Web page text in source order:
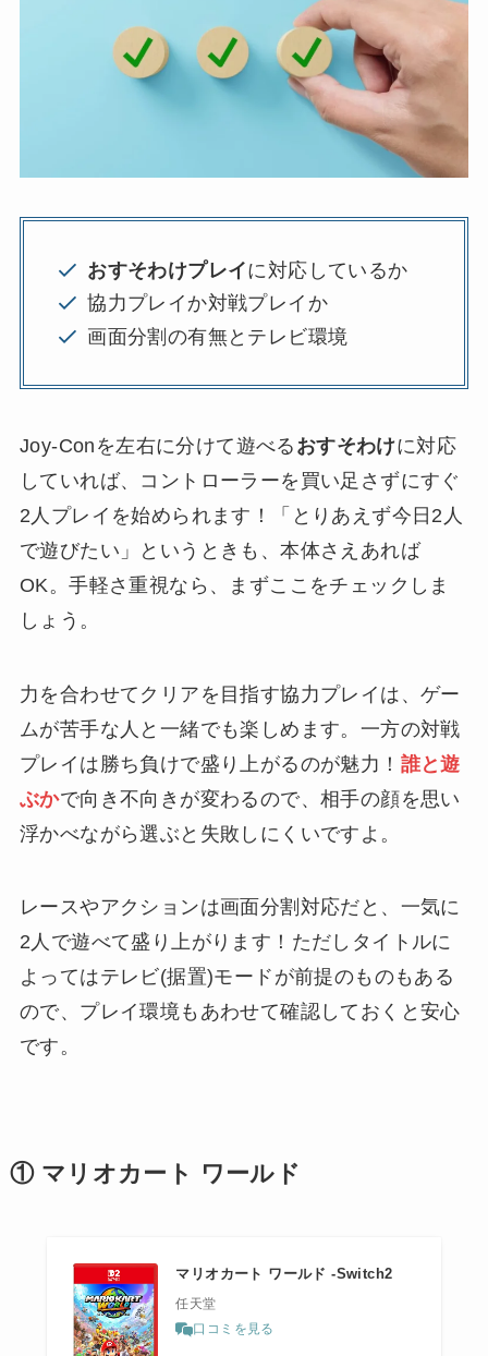
おすそわけプレイに対応しているか
協力プレイか対戦プレイか
画面分割の有無とテレビ環境
Joy-Conを左右に分けて遊べる おすそわけに対応
していれば、コントローラーを買い足さずにすぐ
2人プレイを始められます！「とりあえず今日2人
で遊びたい」というときも、本体さえあれば
OK。手軽さ重視なら、まずここをチェックしま
しょう。
力を合わせてクリアを目指す協力プレイは、ゲー
ムが苦手な人と一緒でも楽しめます。一方の対戦
プレイは勝ち負けで盛り上がるのが魅力！ 誰と遊
ぶかで向き不向きが変わるので、相手の顔を思い
浮かべながら選ぶと失敗しにくいですよ。
レースやアクションは画面分割対応だと、一気に
2人で遊べて盛り上がります！ただしタイトルに
よってはテレビ(据置)モードが前提のものもある
ので、プレイ環境もあわせて確認しておくと安心
です。
① マリオカート ワールド
マリオカート ワールド -Switch2
任天堂
口コミを見る